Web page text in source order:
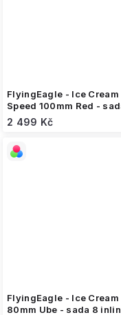
FlyingEagle - Ice Cream
Speed 100mm Red -
inline koleček
2 499 Kč
FlyingEagle - Ice Cream
80mm Ube - sada 8